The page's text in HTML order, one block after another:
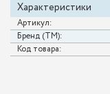
Характеристики
Артикул:
Бренд (ТМ):
Код товара: